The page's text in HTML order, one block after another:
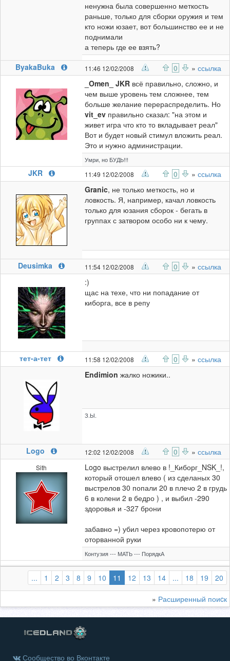
ненужна была совершенно меткость
раньше, только для сборки оружия и тем
кто ножи юзает, вот большинство ее и не
поднимали
а теперь где ее взять?
ByakaBuka
11:46 12/02/2008 0 » ссылка
_Omen_
JKR всё правильно, сложно, и
чем выше уровень тем сложнее, тем
больше желание перераспределить. Но
vit_ev правильно сказал: "на этом и
живет игра что кто то вкладывает реал"
Вот и будет новый стимул вложить реал.
Это и нужно администрации.
Умри, но БУДЬ!!!
JKR 11:49 12/02/2008 0 » ссылка
Granic, не только меткость, но и
ловкость. Я, например, качал ловкость
только для юзания сборок - бегать в
группах с затвором особо ни к чему.
Deusimka 11:54 12/02/2008 0 » ссылка
:)
щас на техе, что ни попадание от
киборга, все в репу
тет-а-тет 11:58 12/02/2008 0 » ссылка
Endimion жалко ножики..
З.Ы.
Logo 12:02 12/02/2008 0 » ссылка
Sith
Logo выстрелил влево в !_Киборг_NSK_!,
который отошел влево ( из сделаных 30
выстрелов 30 попали 20 в плечо 2 в грудь
6 в колени 2 в бедро ) , и выбил -290
здоровья и -327 брони
забавно =) убил через кровопотерю от
оторванной руки
Контузия --- МАТЬ --- ПорядкА
... 1 2 3 8 9 10 11 (выбранная)
12 13 14 ... 18 19 20
» Расширенный поиcк
Сообщество во Вконтакте